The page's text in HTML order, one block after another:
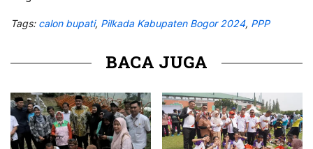
Tags: calon bupati, Pilkada Kabupaten Bogor 2024, PPP
BACA JUGA